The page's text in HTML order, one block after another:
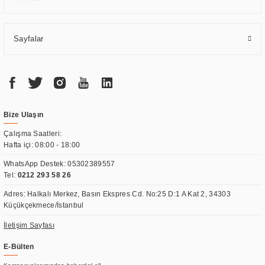
Sayfalar
Bize Ulaşın
Çalışma Saatleri:
Hafta içi: 08:00 - 18:00
WhatsApp Destek:05302389557
Tel: 0212 293 58 26
Adres: Halkalı Merkez, Basın Ekspres Cd. No:25 D:1 A Kat 2, 34303
Küçükçekmece/İstanbul
İletişim Sayfası
E-Bülten